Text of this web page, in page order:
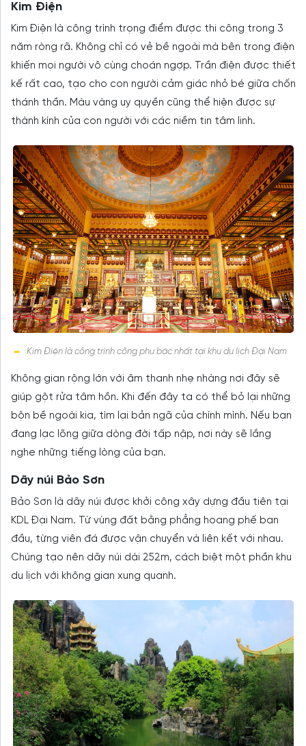
Kim Điện
Kim Điện là công trình trọng điểm được thi công trong 3
năm ròng rã. Không chỉ có vẻ bề ngoài mà bên trong điện
khiến mọi người vô cùng choán ngợp. Trần điện được thiết
kế rất cao, tạo cho con người cảm giác nhỏ bé giữa chốn
thánh thần. Màu vàng uy quyền cũng thể hiện được sự
thành kính của con người với các niềm tin tâm linh.
Kim Điện là công trình công phu bậc nhất tại khu du lịch Đại Nam
Không gian rộng lớn với âm thanh nhẹ nhàng nơi đây sẽ
giúp gột rửa tâm hồn. Khi đến đây ta có thể bỏ lại những
bộn bề ngoài kia, tìm lại bản ngã của chính mình. Nếu bạn
đang lạc lõng giữa dòng đời tấp nập, nơi này sẽ lắng
nghe những tiếng lòng của bạn.
Dãy núi Bảo Sơn
Bảo Sơn là dãy núi được khởi công xây dựng đầu tiên tại
KDL Đại Nam. Từ vùng đất bằng phẳng hoang phế ban
đầu, từng viên đá được vận chuyển và liên kết với nhau.
Chúng tạo nên dãy núi dài 252m, cách biệt một phần khu
du lịch với không gian xung quanh.